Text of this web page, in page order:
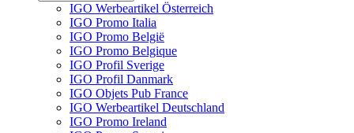
IGO Werbeartikel Österreich
IGO Promo Italia
IGO Promo België
IGO Promo Belgique
IGO Profil Sverige
IGO Profil Danmark
IGO Objets Pub France
IGO Werbeartikel Deutschland
IGO Promo Ireland